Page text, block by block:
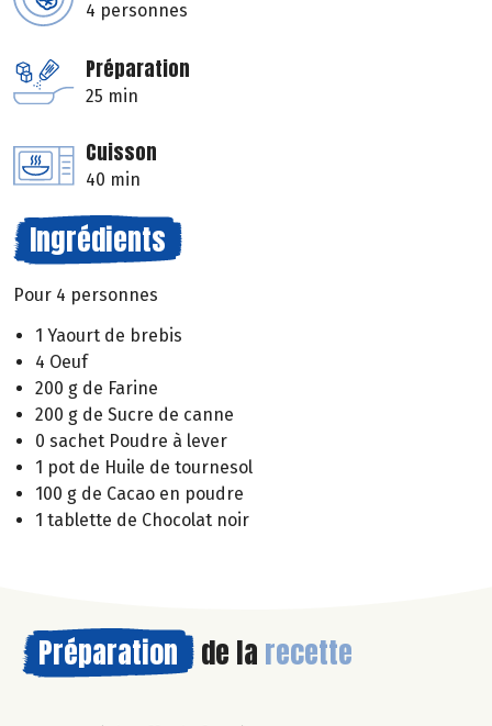
4 personnes
Préparation
25 min
Cuisson
40 min
Ingrédients
Pour 4 personnes
1 Yaourt de brebis
4 Oeuf
200 g de Farine
200 g de Sucre de canne
0 sachet Poudre à lever
1 pot de Huile de tournesol
100 g de Cacao en poudre
1 tablette de Chocolat noir
Préparation de la recette